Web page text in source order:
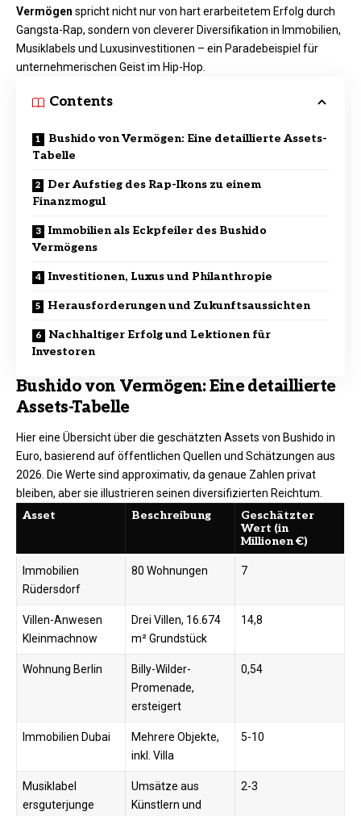
Vermögen spricht nicht nur von hart erarbeitetem Erfolg durch
Gangsta-Rap, sondern von cleverer Diversifikation in Immobilien,
Musiklabels und Luxusinvestitionen – ein Paradebeispiel für
unternehmerischen Geist im Hip-Hop.
Contents
Bushido von Vermögen: Eine detaillierte Assets-
Tabelle
Der Aufstieg des Rap-Ikons zu einem
Finanzmogul
Immobilien als Eckpfeiler des Bushido
Vermögens
Investitionen, Luxus und Philanthropie
Herausforderungen und Zukunftsaussichten
Nachhaltiger Erfolg und Lektionen für
Investoren
Bushido von Vermögen: Eine detaillierte
Assets-Tabelle
Hier eine Übersicht über die geschätzten Assets von Bushido in
Euro, basierend auf öffentlichen Quellen und Schätzungen aus
2026. Die Werte sind approximativ, da genaue Zahlen privat
bleiben, aber sie illustrieren seinen diversifizierten Reichtum.
Asset Beschreibung
Geschätzter
Wert (in
Millionen €)
Immobilien
Rüdersdorf
80 Wohnungen 7
Villen-Anwesen
Kleinmachnow
Drei Villen, 16.674
m² Grundstück
14,8
Wohnung Berlin
Billy-Wilder-
Promenade,
ersteigert
0,54
Immobilien Dubai
Mehrere Objekte,
inkl. Villa
5-10
Musiklabel
ersguterjunge
Umsätze aus
Künstlern und
2-3